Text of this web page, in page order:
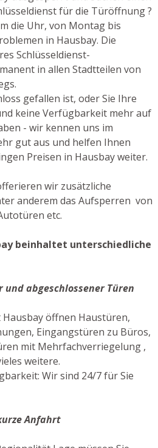
für die Türöffnung ?
die Uhr, von Montag bis
in Hausbay. Die
Schlüsseldienst-
in allen Stadtteilen von
gefallen ist, oder Sie Ihre
keine Verfügbarkeit mehr auf
- wir kennen uns im
gut aus und helfen Ihnen
Preisen in Hausbay weiter.
wir zusätzliche
anderem das Aufsperren von
etc.
beinhaltet unterschiedliche
abgeschlossener Türen
öffnen Haustüren,
Eingangstüren zu Büros,
mit Mehrfachverriegelung ,
weitere.
Wir sind 24/7 für Sie
Anfahrt